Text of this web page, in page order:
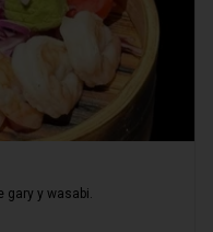
y wasabi.